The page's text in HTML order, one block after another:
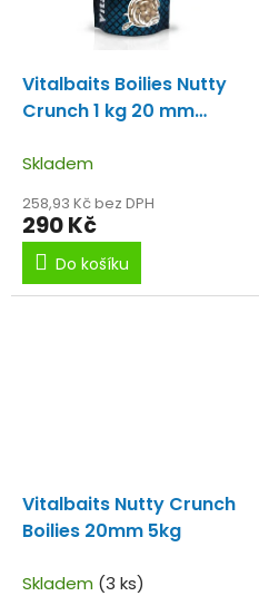
Vitalbaits Boilies Nutty
Crunch 1 kg 20 mm
ořechu a mléčných
proteinů.
Skladem
258,93 Kč bez DPH
290 Kč
Do košíku
Vitalbaits Nutty Crunch
Boilies 20mm 5kg
Skladem (3 ks)